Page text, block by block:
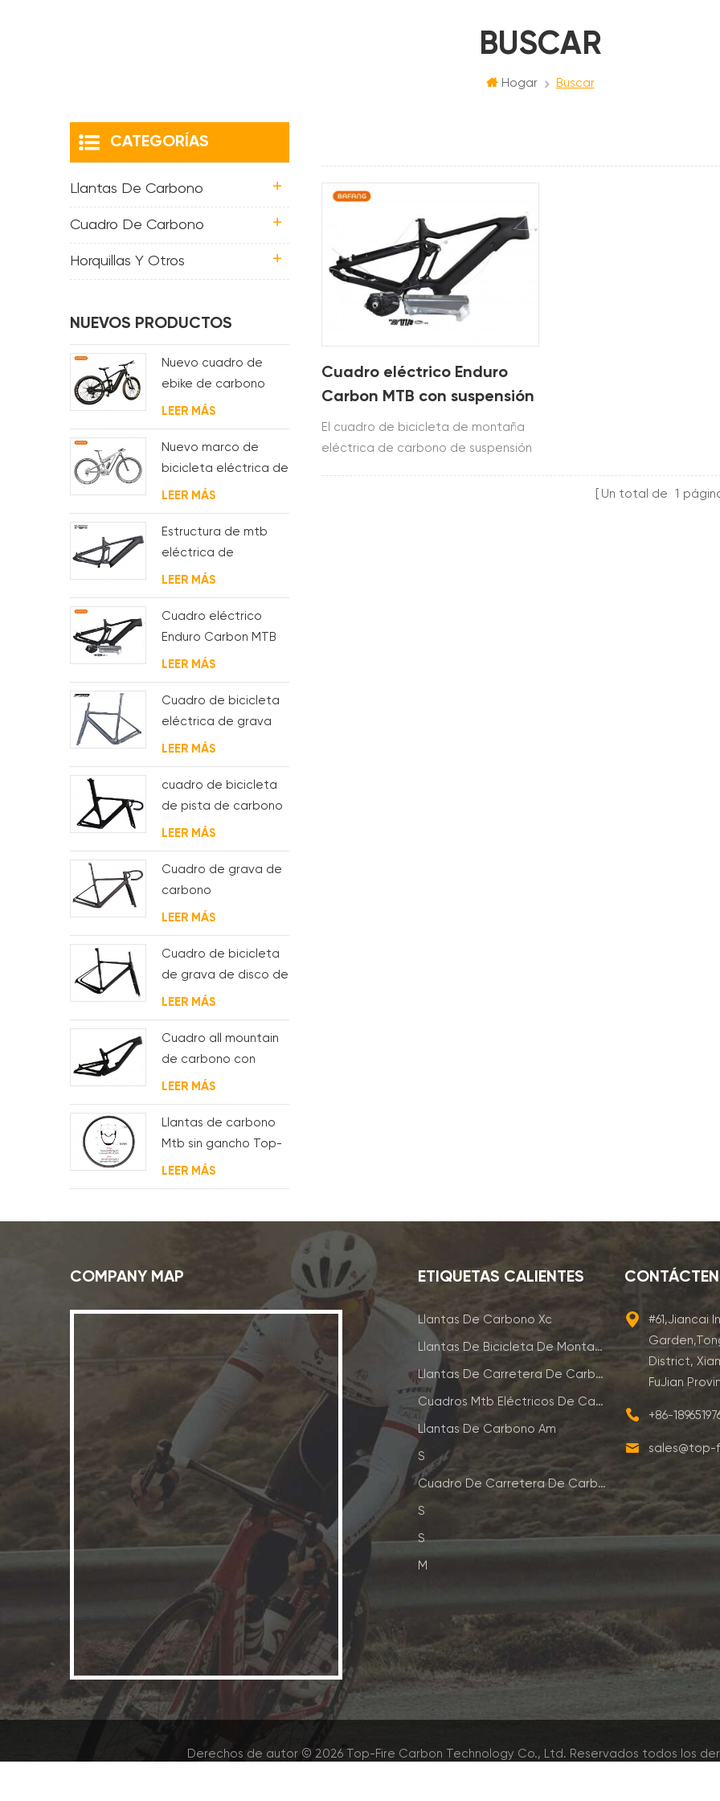
BUSCAR
Hogar Buscar
Cuadro eléctrico Enduro
Carbon MTB con suspensión
completa
El cuadro de bicicleta de montaña
eléctrica de carbono de suspensión
Un total de 1
CATEGORÍAS
Llantas De Carbono
Cuadro De Carbono
Horquillas Y Otros
NUEVOS PRODUCTOS
Nuevo cuadro de
ebike de carbono
con motor bafang
M620 de suspensión
completa para MTB y
fat bike
LEER MÁS
Nuevo marco de
bicicleta eléctrica de
suspensión completa
BAFANG G510 de
molde
LEER MÁS
Estructura de mtb
eléctrica de
suspensión con
enrutamiento de
cables
completamente
interno
LEER MÁS
Cuadro eléctrico
Enduro Carbon MTB
con suspensión
completa
LEER MÁS
Cuadro de bicicleta
eléctrica de grava
de carbono con
motor de buje fsa y
batería
LEER MÁS
cuadro de bicicleta
de pista de carbono
aero para sistema
bsa
LEER MÁS
Cuadro de grava de
carbono
Enrutamiento de
cable interno
completo
LEER MÁS
Cuadro de bicicleta
de grava de disco de
ciclocross de
carbono para bb t47
LEER MÁS
Cuadro all mountain
de carbono con
suspensión total 29er
LEER MÁS
Llantas de carbono
Mtb sin gancho Top-
Fire 27.5er 29er 27 mm
de ancho 25 mm de
LEER MÁS
COMPANY MAP ETIQUETAS CALIENTES
Llantas De Carbono Xc
Llantas De Bicicleta De Montaña De Carbono
Llantas De Carretera De Carbono
Cuadros Mtb Eléctricos De Carbono
Llantas De Carbono Am
S
Cuadro De Carretera De Carbono
S
S
M
#61,Jiancai
District,
FuJian
+86-
sales@top-
Derechos de autor © 2026 Top-Fire Carbon Technology Co., Ltd. Reservados todos los